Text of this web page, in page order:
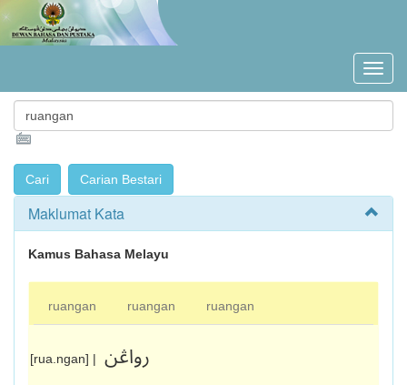
Maklumat Kata
Kamus Bahasa Melayu
ruangan ruangan ruangan
[rua.ngan] | رواڠن